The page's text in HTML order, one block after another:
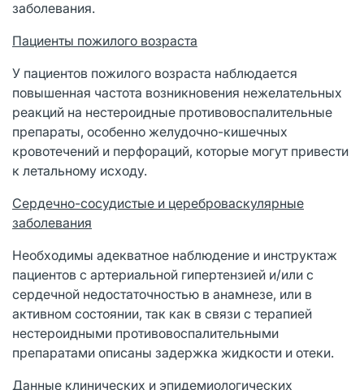
заболевания.
Пациенты пожилого возраста
У пациентов пожилого возраста наблюдается
повышенная частота возникновения нежелательных
реакций на нестероидные противовоспалительные
препараты, особенно желудочно-кишечных
кровотечений и перфораций, которые могут привести
к летальному исходу.
Сердечно-сосудистые и цереброваскулярные
заболевания
Необходимы адекватное наблюдение и инструктаж
пациентов с артериальной гипертензией и/или с
сердечной недостаточностью в анамнезе, или в
активном состоянии, так как в связи с терапией
нестероидными противовоспалительными
препаратами описаны задержка жидкости и отеки.
Данные клинических и эпидемиологических